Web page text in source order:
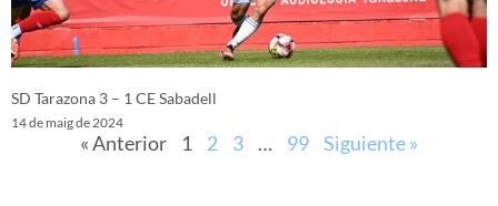
SD Tarazona 3 – 1 CE Sabadell
14 de maig de 2024
« Anterior 1 2 3 … 99 Siguiente »